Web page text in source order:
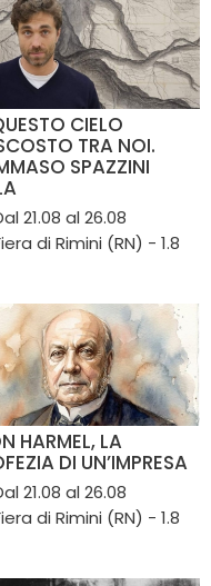
CIELO
TRA NOI.
SPAZZINI
21.08 al 26.08
di Rimini (RN) - 1.8
HARMEL, LA
DI UN’IMPRESA
21.08 al 26.08
di Rimini (RN) - 1.8